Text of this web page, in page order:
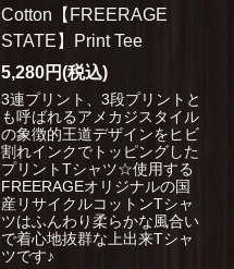
Cotton【FREERAGE
STATE】Print Tee
5,280円(税込)
3連プリント、3段プリントと
も呼ばれるアメカジスタイル
の象徴的王道デザインをヒビ
割れインクでトッピングした
プリントTシャツ☆使用する
FREERAGEオリジナルの国
産リサイクルコットンTシャ
ツはふんわり柔らかな風合い
で着心地抜群な上出来Tシャ
ツです♪